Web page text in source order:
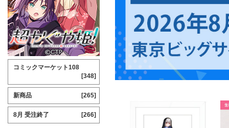
コミックマーケット108
[348]
新商品 [265]
8月 受注終了 [266]